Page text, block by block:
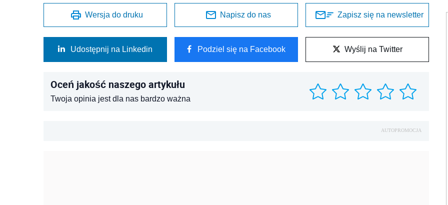
Wersja do druku Napisz do nas Zapisz się na newsletter
Udostępnij na Linkedin Podziel się na Facebook Wyślij na Twitter
Oceń jakość naszego artykułu
Twoja opinia jest dla nas bardzo ważna
AUTOPROMOCJA